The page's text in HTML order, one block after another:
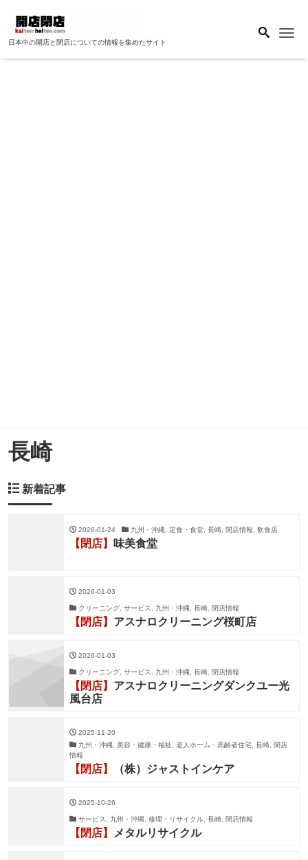
日本中の開店と閉店についての情報を集めたサイト
長崎
新着記事
2026-01-24 九州・沖縄, 定食・食堂, 長崎, 閉店情報, 飲食店
【閉店】 味美食堂
2026-01-03
クリーニング, サービス, 九州・沖縄, 長崎, 閉店情報
【閉店】 アスナロクリーニング桜町店
2026-01-03
クリーニング, サービス, 九州・沖縄, 長崎, 閉店情報
【閉店】 アスナロクリーニングダンクユー光
風台店
2025-11-20
九州・沖縄, 美容・健康・福祉, 老人ホーム・高齢者住宅, 長崎, 閉店
情報
【閉店】 （株）ジャストインケア
2025-10-26
サービス, 九州・沖縄, 修理・リサイクル, 長崎, 閉店情報
【閉店】 メタルリサイクル